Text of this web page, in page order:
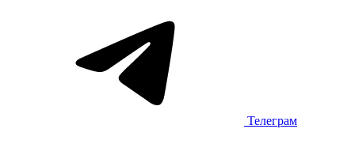
Телеграм